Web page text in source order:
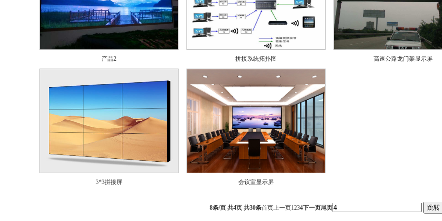
产品2 拼接系统拓扑图 高速公路龙门架显示屏
3*3拼接屏 会议室显示屏
8条/页 共4页 共30条首页上一页1234下一页尾页 跳转